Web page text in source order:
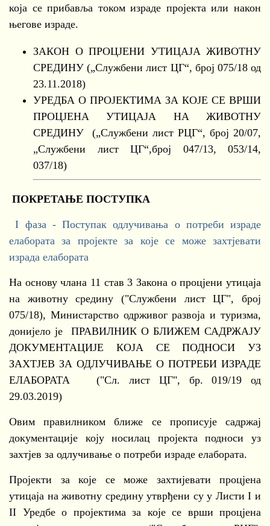
која се прибавља током израде пројекта или након
његове израде.
ЗАКОН О ПРОЦЈЕНИ УТИЦАЈА ЖИВОТНУ
СРЕДИНУ („Службени лист ЦГ“, број 075/18 од
23.11.2018)
УРЕДБА О ПРОЈЕКТИМА ЗА КОЈЕ СЕ ВРШИ
ПРОЦЈЕНА УТИЦАЈА НА ЖИВОТНУ
СРЕДИНУ („Службени лист РЦГ“, број 20/07,
„Службени лист ЦГ“,број 047/13, 053/14,
037/18)
ПОКРЕТАЊЕ ПОСТУПКА
I фаза - Поступак одлучивања о потреби израде
елабората за пројекте за које се може захтјевати
израда елабората
На основу члана 11 став 3 Закона о процјени утицаја
на животну средину ("Службени лист ЦГ", број
075/18), Министарство одрживог развоја и туризма,
донијело је ПРАВИЛНИК О БЛИЖЕМ САДРЖАЈУ
ДОКУМЕНТАЦИЈЕ КОЈА СЕ ПОДНОСИ УЗ
ЗАХТЈЕВ ЗА ОДЛУЧИВАЊЕ О ПОТРЕБИ ИЗРАДЕ
ЕЛАБОРАТА ("Сл. лист ЦГ", бр. 019/19 од
29.03.2019)
Овим правилником ближе се прописује садржај
документације коју носилац пројекта подноси уз
захтјев за одлучивање о потреби израде елабората.
Пројекти за које се може захтијевати процјена
утицаја на животну средину утврђени су у Листи I и
II Уредбе о пројектима за које се врши процјена